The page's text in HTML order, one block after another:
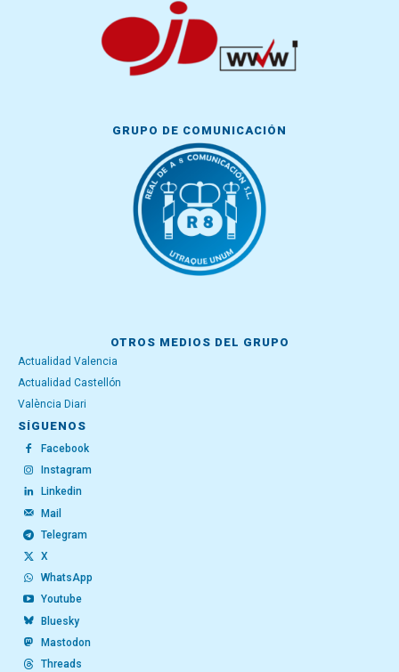
GRUPO DE COMUNICACIÓN
OTROS MEDIOS DEL GRUPO
Actualidad Valencia
Actualidad Castellón
València Diari
SÍGUENOS
Facebook
Instagram
Linkedin
Mail
Telegram
X
WhatsApp
Youtube
Bluesky
Mastodon
Threads